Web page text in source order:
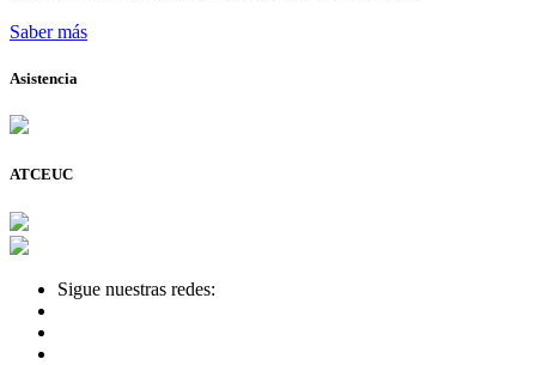
Saber más
Asistencia
ATCEUC
Sigue nuestras redes: